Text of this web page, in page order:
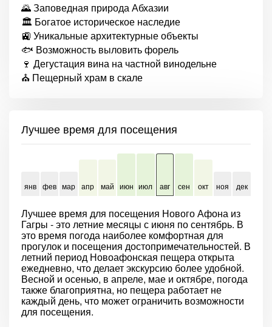
🌄 Заповедная природа Абхазии
🏛 Богатое историческое наследие
🚉 Уникальные архитектурные объекты
🐟 Возможность выловить форель
🍷 Дегустация вина на частной винодельне
⛪ Пещерный храм в скале
Лучшее время для посещения
янв фев мар апр май июн июл авг сен окт ноя дек
Лучшее время для посещения Нового Афона из
Гагры - это летние месяцы с июня по сентябрь. В
это время погода наиболее комфортная для
прогулок и посещения достопримечательностей. В
летний период Новоафонская пещера открыта
ежедневно, что делает экскурсию более удобной.
Весной и осенью, в апреле, мае и октябре, погода
также благоприятна, но пещера работает не
каждый день, что может ограничить возможности
для посещения.